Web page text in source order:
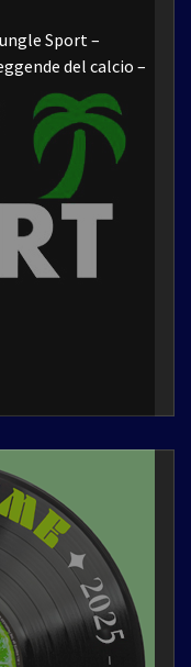
Sport –
del calcio –